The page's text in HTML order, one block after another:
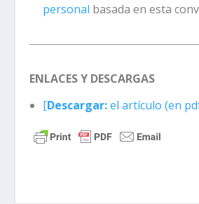
personal basada en esta
ENLACES Y DESCARGAS
[Descargar:el artículo (en